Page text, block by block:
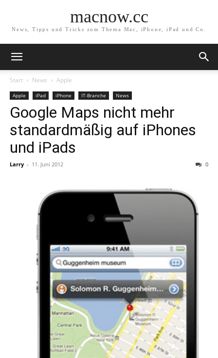
macnow.cc
News, Tipps und Tricks zum Thema Mac, iPhone, iPad und Co.
Start News Apple
Apple iPad iPhone IT-Branche News
Google Maps nicht mehr
standardmäßig auf iPhones
und iPads
Larry - 11. Juni 2012 0